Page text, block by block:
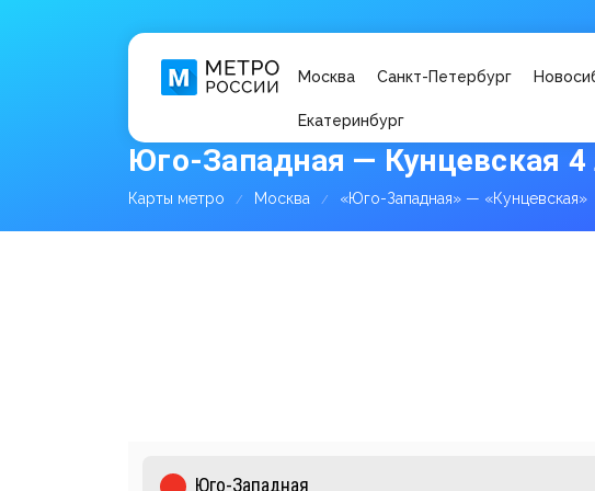
Москва Санкт-Петербург
Екатеринбург
Юго-Западная — Кунцевская 4
Карты метро Москва «Юго-Западная» — «Кунцевская»